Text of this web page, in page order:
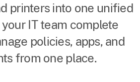
printers into one unified
IT team complete
policies, apps, and
from one place.